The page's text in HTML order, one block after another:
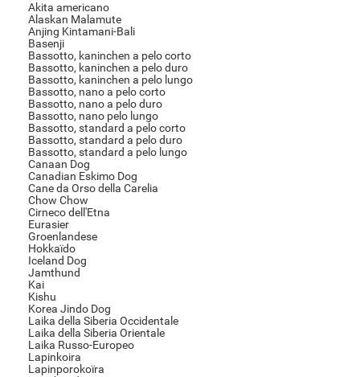
Akita americano
Alaskan Malamute
Anjing Kintamani-Bali
Basenji
Bassotto, kaninchen a pelo corto
Bassotto, kaninchen a pelo duro
Bassotto, kaninchen a pelo lungo
Bassotto, nano a pelo corto
Bassotto, nano a pelo duro
Bassotto, nano pelo lungo
Bassotto, standard a pelo corto
Bassotto, standard a pelo duro
Bassotto, standard a pelo lungo
Canaan Dog
Canadian Eskimo Dog
Cane da Orso della Carelia
Chow Chow
Cirneco dell'Etna
Eurasier
Groenlandese
Hokkaïdo
Iceland Dog
Jamthund
Kai
Kishu
Korea Jindo Dog
Laika della Siberia Occidentale
Laika della Siberia Orientale
Laika Russo-Europeo
Lapinkoira
Lapinporokoïra